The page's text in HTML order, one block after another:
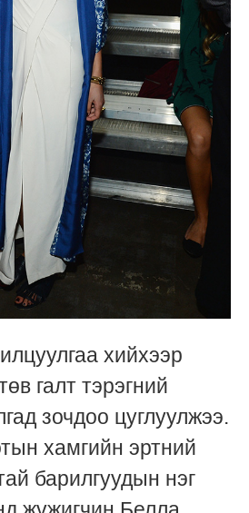
хийхээр
галт тэрэгний
зочдоо цуглуулжээ.
хамгийн эртний
барилгуудын нэг